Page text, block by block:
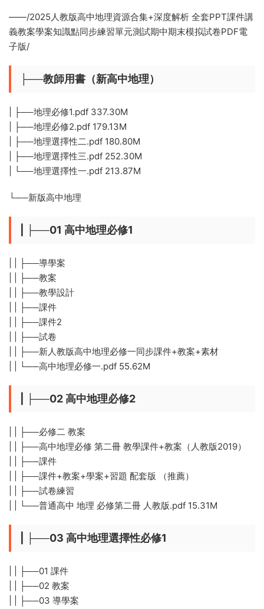
——/2025人教版高中地理資源合集+深度解析 全套PPT課件講
義教案學案知識點同步練習單元測試期中期末模拟試卷PDF電
子版/
├──教師用書（新高中地理）
| ├──地理必修1.pdf 337.30M
| ├──地理必修2.pdf 179.13M
| ├──地理選擇性二.pdf 180.80M
| ├──地理選擇性三.pdf 252.30M
| └──地理選擇性一.pdf 213.87M
└──新版高中地理
| ├──01 高中地理必修1
| | ├──導學案
| | ├──教案
| | ├──教學設計
| | ├──課件
| | ├──課件2
| | ├──試卷
| | ├──新人教版高中地理必修一同步課件+教案+素材
| | └──高中地理必修一.pdf 55.62M
| ├──02 高中地理必修2
| | ├──必修二 教案
| | ├──高中地理必修 第二冊 教學課件+教案（人教版2019）
| | ├──課件
| | ├──課件+教案+學案+習題 配套版 （推薦）
| | ├──試卷練習
| | └──普通高中 地理 必修第二冊 人教版.pdf 15.31M
| ├──03 高中地理選擇性必修1
| | ├──01 課件
| | ├──02 教案
| | ├──03 導學案